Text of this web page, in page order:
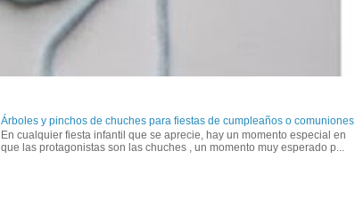
Árboles y pinchos de chuches para fiestas de cumpleaños o comuniones
En cualquier fiesta infantil que se aprecie, hay un momento especial en
que las protagonistas son las chuches , un momento muy esperado p...